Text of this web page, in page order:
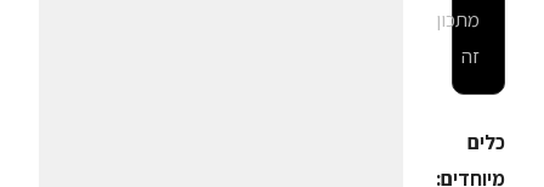
מתכון
זה
כלים
מיוחדים: